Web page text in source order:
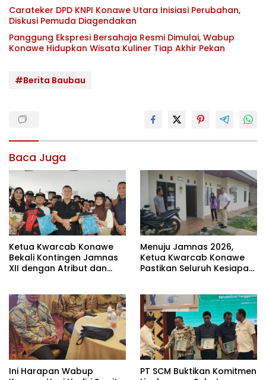
Carateker DPD KNPI Konawe Utara Inisiasi Perubahan,
Diskusi Pemuda Diagendakan
Panggung Ekspresi Bersahaja Resmi Dimulai, Wabup
Konawe Hidupkan Wisata Kuliner Tiap Akhir Pekan
#Berita Baubau
Baca Juga
Ketua Kwarcab Konawe
Bekali Kontingen Jamnas
XII dengan Atribut dan
Menuju Jamnas 2026,
Ketua Kwarcab Konawe
Pastikan Seluruh Kesiapan
Ini Harapan Wabup
PT SCM Buktikan Komitmen